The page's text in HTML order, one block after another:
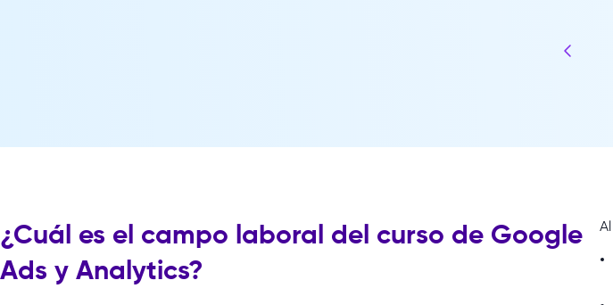
¿Cuál es el campo laboral del curso de Google
Ads y Analytics?
Al